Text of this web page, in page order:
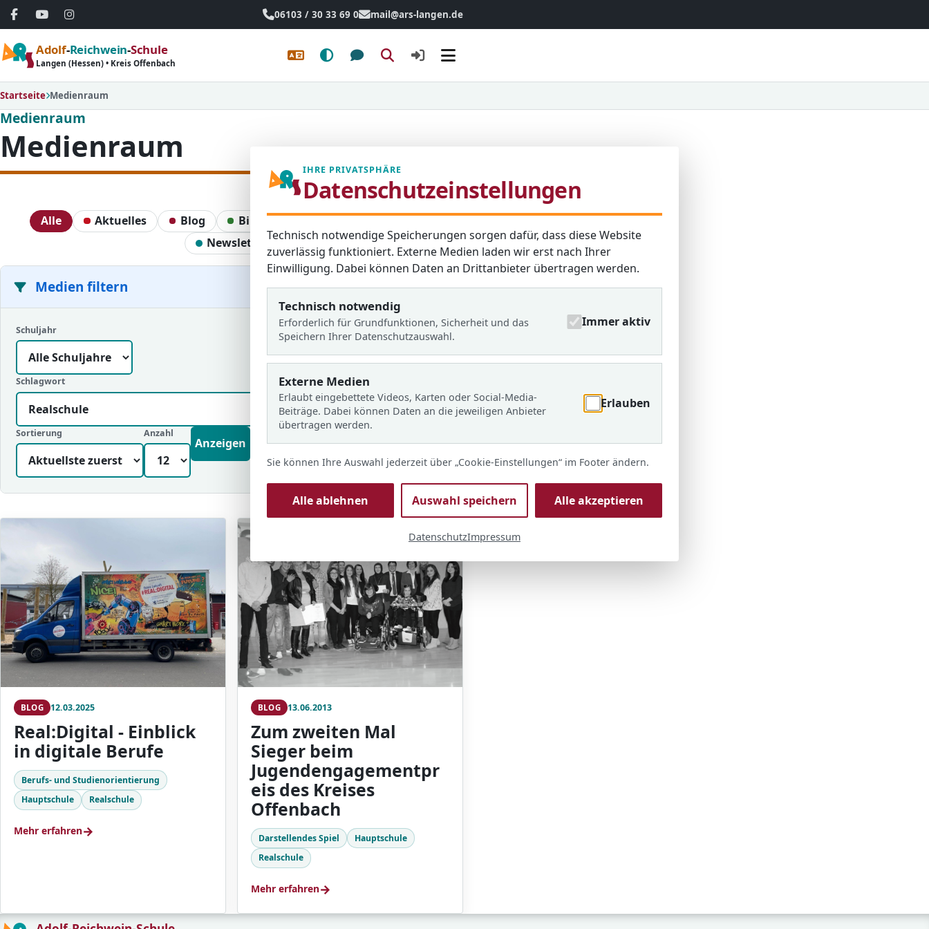
06103 / 30 33 69 0 mail@ars-langen.de
Adolf-Reichwein-Schule
Langen (Hessen) • Kreis Offenbach
Menü
Startseite Medienraum
Medienraum
Medienraum
Alle Aktuelles Blog Bildergalerien
Schulzeitung
Newsletter
Medien filtern
Schuljahr
Schlagwort
Sortierung Anzahl
Anzeigen
BLOG 12.03.2025
Real:Digital - Einblick
in digitale Berufe
Berufs- und Studienorientierung
Hauptschule
Realschule
Mehr erfahren→
BLOG 13.06.2013
Zum zweiten Mal
Sieger beim
Jugendengagementpr
eis des Kreises
Offenbach
Darstellendes Spiel
Hauptschule
Realschule
Mehr erfahren→
IHRE PRIVATSPHÄRE
Datenschutzeinstellungen
Technisch notwendige Speicherungen sorgen dafür, dass diese Website
zuverlässig funktioniert. Externe Medien laden wir erst nach Ihrer
Einwilligung. Dabei können Daten an Drittanbieter übertragen werden.
Technisch notwendig
Erforderlich für Grundfunktionen, Sicherheit und das
Speichern Ihrer Datenschutzauswahl.
Immer aktiv
Externe Medien
Erlaubt eingebettete Videos, Karten oder Social-Media-
Beiträge. Dabei können Daten an die jeweiligen Anbieter
übertragen werden.
Erlauben
Sie können Ihre Auswahl jederzeit über „Cookie-Einstellungen“ im Footer ändern.
Alle ablehnen Auswahl speichern Alle akzeptieren
DatenschutzImpressum